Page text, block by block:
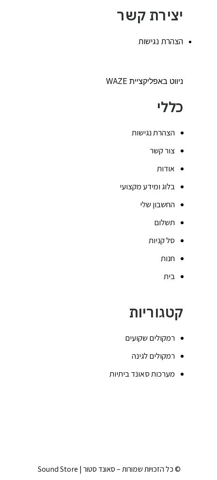
יצירת קשר
הצהרת נגישות
ניווט באפליקציית WAZE
כללי
הצהרת נגישות
צור קשר
אודות
בלוג ומידע מקצועי
החשבון שלי
תשלום
סל קניות
חנות
בית
קטגוריות
רמקולים שקועים
רמקולים לגינה
מערכות סאונד ביתיות
© כל הזכויות שמורות – סאונד סטור | Sound Store